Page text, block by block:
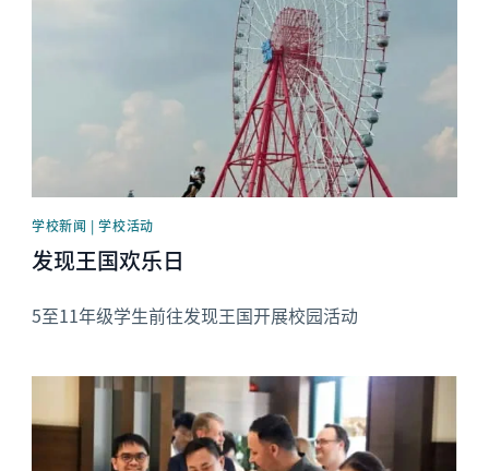
学校新闻 | 学校活动
发现王国欢乐日
5至11年级学生前往发现王国开展校园活动
News image